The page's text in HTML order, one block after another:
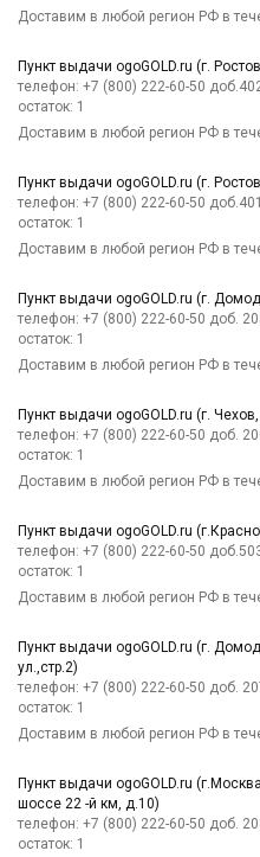
Доставим в любой регион РФ в
Пункт выдачи ogoGOLD.ru (г.
телефон: +7 (800) 222-60-50
остаток: 1
Доставим в любой регион РФ в
Пункт выдачи ogoGOLD.ru (г.
телефон: +7 (800) 222-60-50 доб.401
остаток: 1
Доставим в любой регион РФ в
Пункт выдачи ogoGOLD.ru (г.
телефон: +7 (800) 222-60-50 доб.
остаток: 1
Доставим в любой регион РФ в
Пункт выдачи ogoGOLD.ru (г.
телефон: +7 (800) 222-60-50 доб.
остаток: 1
Доставим в любой регион РФ в
Пункт выдачи ogoGOLD.ru
телефон: +7 (800) 222-60-50
остаток: 1
Доставим в любой регион РФ в
Пункт выдачи ogoGOLD.ru (г.
ул.,стр.2)
телефон: +7 (800) 222-60-50 доб.
остаток: 1
Доставим в любой регион РФ в
Пункт выдачи ogoGOLD.ru
шоссе 22 -й км, д.10)
телефон: +7 (800) 222-60-50 доб.
остаток: 1